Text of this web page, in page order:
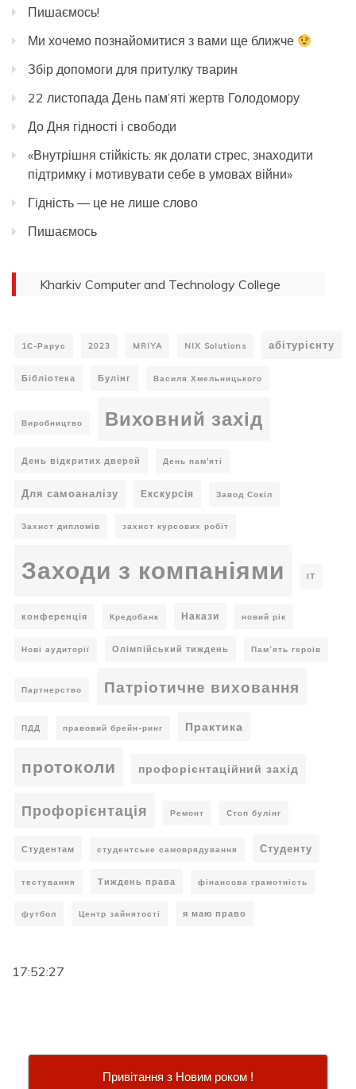
Пишаємось!
Ми хочемо познайомитися з вами ще ближче
Збір допомоги для притулку тварин
22 листопада День пам’яті жертв Голодомору
До Дня гідності і свободи
«Внутрішня стійкість: як долати стрес, знаходити
підтримку і мотивувати себе в умовах війни»
Гідність — це не лише слово
Пишаємось
Kharkiv Computer and Technology College
1С-Рарус 2023 MRIYA NIX Solutions абітурієнту
Бібліотека Булінг Василя Хмельницького
Виробництво Виховний захід
День відкритих дверей День пам'яті
Для самоаналізу Екскурсія Завод Сокіл
Захист дипломів захист курсових робіт
Заходи з компаніями ІТ
конференція Кредобанк Накази новий рік
Нові аудиторії Олімпійський тиждень Пам’ять героїв
Партнерство Патріотичне виховання
ПДД правовий брейн-ринг Практика
протоколи профорієнтаційний захід
Профорієнтація Ремонт Стоп булінг
Студентам студентське самоврядування Студенту
тестування Тиждень права фінансова грамотність
футбол Центр зайнятості я маю право
17:52:28
Привітання з Новим роком !